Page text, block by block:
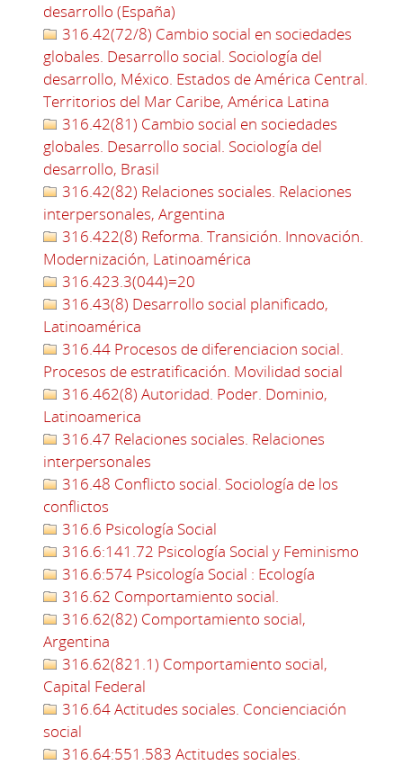
desarrollo (España)
316.42(72/8) Cambio social en sociedades
globales. Desarrollo social. Sociología del
desarrollo, México. Estados de América Central.
Territorios del Mar Caribe, América Latina
316.42(81) Cambio social en sociedades
globales. Desarrollo social. Sociología del
desarrollo, Brasil
316.42(82) Relaciones sociales. Relaciones
interpersonales, Argentina
316.422(8) Reforma. Transición. Innovación.
Modernización, Latinoamérica
316.423.3(044)=20
316.43(8) Desarrollo social planificado,
Latinoamérica
316.44 Procesos de diferenciacion social.
Procesos de estratificación. Movilidad social
316.462(8) Autoridad. Poder. Dominio,
Latinoamerica
316.47 Relaciones sociales. Relaciones
interpersonales
316.48 Conflicto social. Sociología de los
conflictos
316.6 Psicología Social
316.6:141.72 Psicología Social y Feminismo
316.6:574 Psicología Social : Ecología
316.62 Comportamiento social.
316.62(82) Comportamiento social,
Argentina
316.62(821.1) Comportamiento social,
Capital Federal
316.64 Actitudes sociales. Concienciación
social
316.64:551.583 Actitudes sociales.